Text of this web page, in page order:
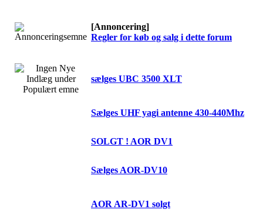
[Annoncering]
Regler for køb og salg i dette forum
sælges UBC 3500 XLT
Sælges UHF yagi antenne 430-440Mhz
SOLGT ! AOR DV1
Sælges AOR-DV10
AOR AR-DV1 solgt